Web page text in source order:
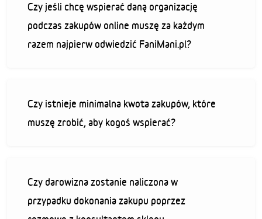
Czy jeśli chcę wspierać daną organizację
podczas zakupów online muszę za każdym
razem najpierw odwiedzić FaniMani.pl?
Czy istnieje minimalna kwota zakupów, które
muszę zrobić, aby kogoś wspierać?
Czy darowizna zostanie naliczona w
przypadku dokonania zakupu poprzez